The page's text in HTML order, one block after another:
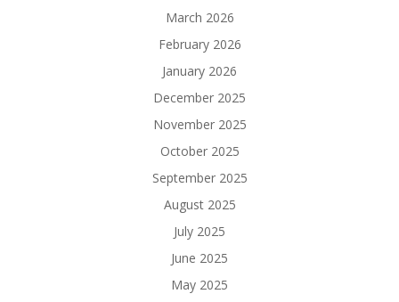
March 2026
February 2026
January 2026
December 2025
November 2025
October 2025
September 2025
August 2025
July 2025
June 2025
May 2025